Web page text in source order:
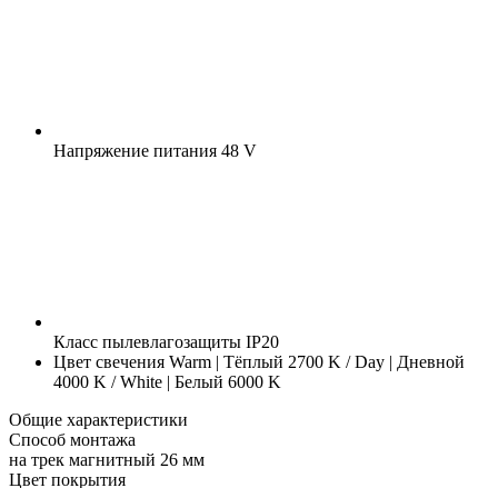
Напряжение питания 48 V
Класс пылевлагозащиты IP20
Цвет свечения Warm | Тёплый 2700 K / Day | Дневной
4000 K / White | Белый 6000 K
Общие характеристики
Способ монтажа
на трек магнитный 26 мм
Цвет покрытия